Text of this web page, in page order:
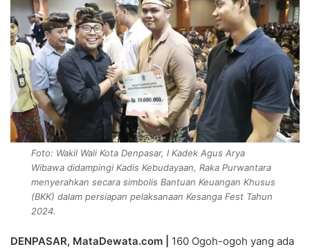
Foto: Wakil Wali Kota Denpasar, I Kadek Agus Arya
Wibawa didampingi Kadis Kebudayaan, Raka Purwantara
menyerahkan secara simbolis Bantuan Keuangan Khusus
(BKK) dalam persiapan pelaksanaan Kesanga Fest Tahun
2024.
DENPASAR, MataDewata.com |
160 Ogoh-ogoh yang ada